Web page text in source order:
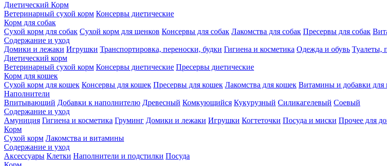
Диетический Корм
Ветеринарный сухой корм Консервы диетические
Корм для собак
Сухой корм для собак Сухой корм для щенков Консервы для собак Лакомства для собак Пресервы для собак
Содержание и уход
Домики и лежаки Игрушки Транспортировка, переноски, будки Гигиена и косметика Одежда и обувь Туалеты,
Диетический корм
Ветеринарный сухой корм Консервы диетические Пресервы диетические
Корм для кошек
Сухой корм для кошек Консервы для кошек Пресервы для кошек Лакомства для кошек Витамины и добавки для
Наполнители
Впитывающий Добавки к наполнителю Древесный Комкующийся Кукурузный Силикагелевый Соевый
Содержание и уход
Амуниция Гигиена и косметика Груминг Домики и лежаки Игрушки Когтеточки Посуда и миски Прочее для
Корм
Сухой корм Лакомства и витамины
Содержание и уход
Аксессуары Клетки Наполнители и подстилки Посуда